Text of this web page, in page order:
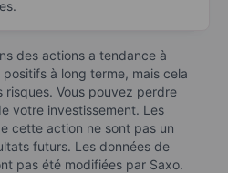
des actions a tendance à
à long terme, mais cela
Vous pouvez perdre
votre investissement. Les
cette action ne sont pas un
futurs. Les données de
pas été modifiées par Saxo.